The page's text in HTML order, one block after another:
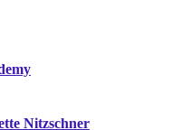
Nitzschner